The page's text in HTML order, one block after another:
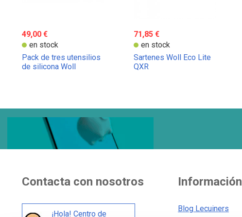
49,00 €
en stock
Pack de tres utensilios
de silicona Woll
71,85 €
en stock
Sartenes Woll Eco Lite
QXR
Contacta con nosotros
¡Hola! Centro de
Información
Blog Lecuiners